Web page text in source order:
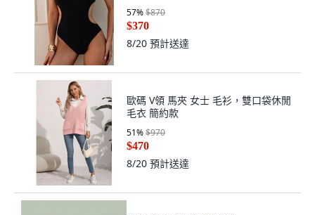
57%$870
$370
8/20 預計送達
歐碼 V領 馬夾 女士 毛衫，雙口袋休閒
毛衣 簡約款
51%$970
$470
8/20 預計送達